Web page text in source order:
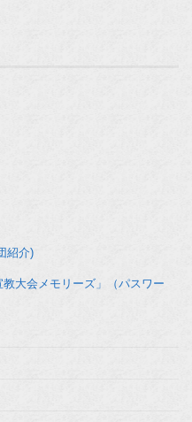
紹介)
大会メモリーズ」（パスワー